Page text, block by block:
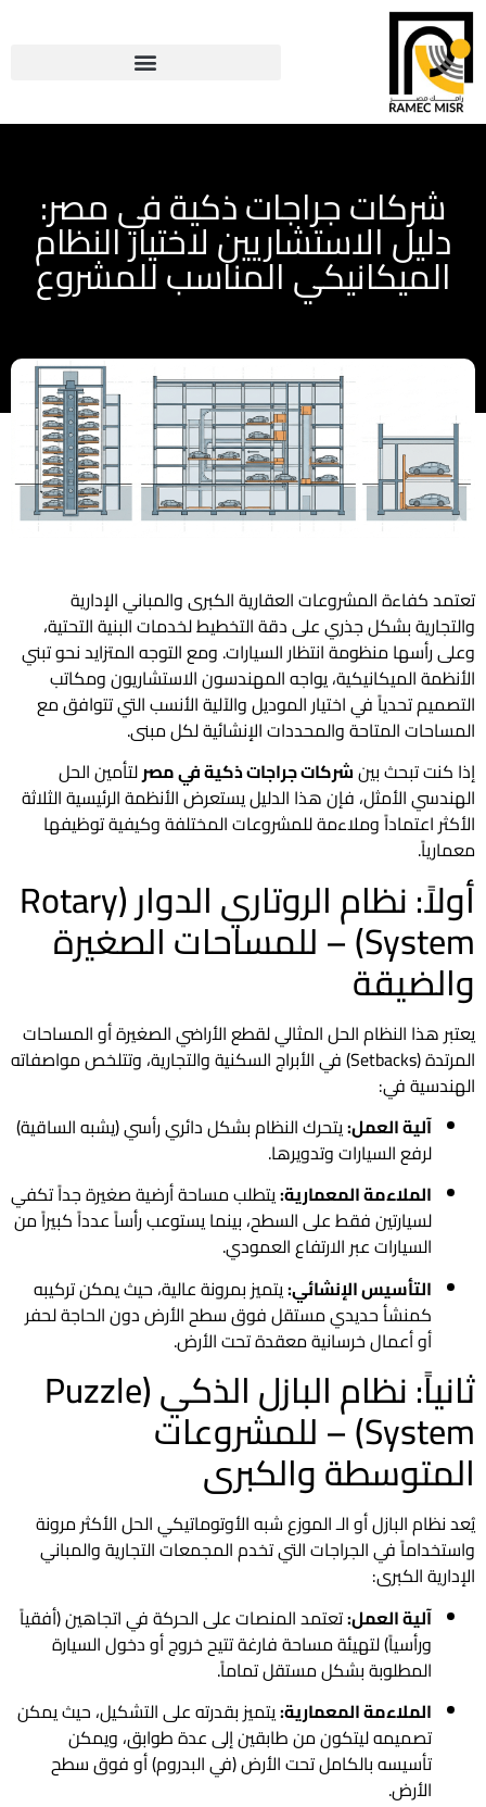
شركات جراجات ذكية في مصر:
دليل الاستشاريين لاختيار النظام
الميكانيكي المناسب للمشروع
تعتمد كفاءة المشروعات العقارية الكبرى والمباني الإدارية
والتجارية بشكل جذري على دقة التخطيط لخدمات البنية التحتية،
وعلى رأسها منظومة انتظار السيارات. ومع التوجه المتزايد نحو تبني
الأنظمة الميكانيكية، يواجه المهندسون الاستشاريون ومكاتب
التصميم تحدياً في اختيار الموديل والآلية الأنسب التي تتوافق مع
المساحات المتاحة والمحددات الإنشائية لكل مبنى.
إذا كنت تبحث بينشركات جراجات ذكية في مصرلتأمين الحل
الهندسي الأمثل، فإن هذا الدليل يستعرض الأنظمة الرئيسية الثلاثة
الأكثر اعتماداً وملاءمة للمشروعات المختلفة وكيفية توظيفها
معمارياً.
أولاً: نظام الروتاري الدوار (Rotary
System) – للمساحات الصغيرة
والضيقة
يعتبر هذا النظام الحل المثالي لقطع الأراضي الصغيرة أو المساحات
المرتدة (Setbacks) في الأبراج السكنية والتجارية، وتتلخص مواصفاته
الهندسية في:
آلية العمل:يتحرك النظام بشكل دائري رأسي (يشبه الساقية)
لرفع السيارات وتدويرها.
الملاءمة المعمارية:يتطلب مساحة أرضية صغيرة جداً تكفي
لسيارتين فقط على السطح، بينما يستوعب رأساً عدداً كبيراً من
السيارات عبر الارتفاع العمودي.
التأسيس الإنشائي:يتميز بمرونة عالية، حيث يمكن تركيبه
كمنشأ حديدي مستقل فوق سطح الأرض دون الحاجة لحفر
أو أعمال خرسانية معقدة تحت الأرض.
ثانياً: نظام البازل الذكي (Puzzle
System) – للمشروعات
المتوسطة والكبرى
يُعد نظام البازل أو الـ الموزع شبه الأوتوماتيكي الحل الأكثر مرونة
واستخداماً في الجراجات التي تخدم المجمعات التجارية والمباني
الإدارية الكبرى:
آلية العمل:تعتمد المنصات على الحركة في اتجاهين (أفقياً
ورأسياً) لتهيئة مساحة فارغة تتيح خروج أو دخول السيارة
المطلوبة بشكل مستقل تماماً.
الملاءمة المعمارية:يتميز بقدرته على التشكيل، حيث يمكن
تصميمه ليتكون من طابقين إلى عدة طوابق، ويمكن
تأسيسه بالكامل تحت الأرض (في البدروم) أو فوق سطح
الأرض.